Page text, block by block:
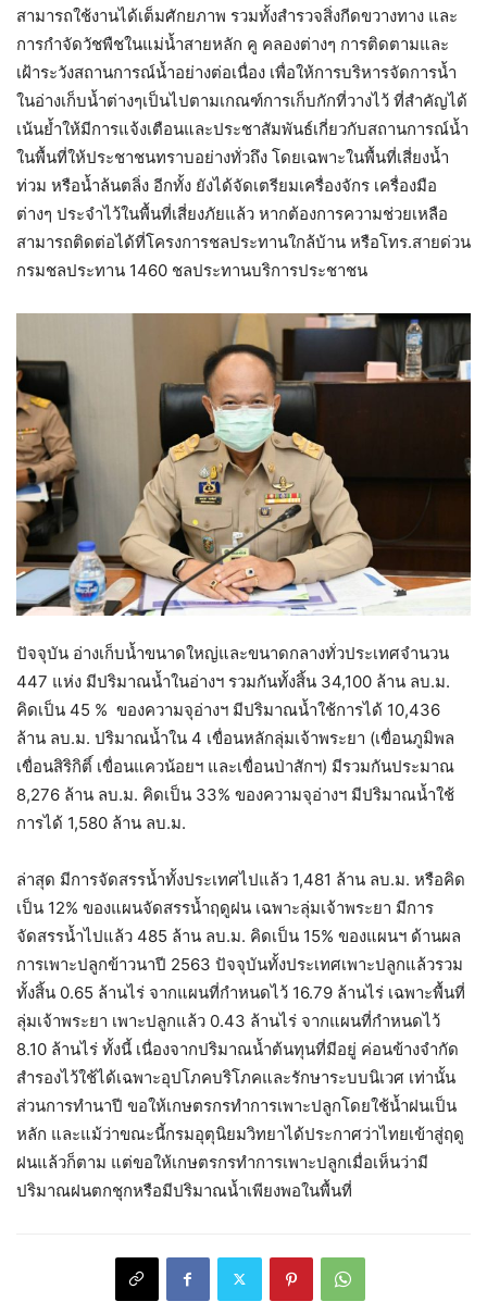
สามารถใช้งานได้เต็มศักยภาพ รวมทั้งสำรวจสิ่งกีดขวางทาง และ
การกำจัดวัชพืชในแม่น้ำสายหลัก คู คลองต่างๆ การติดตามและ
เฝ้าระวังสถานการณ์น้ำอย่างต่อเนื่อง เพื่อให้การบริหารจัดการน้ำ
ในอ่างเก็บน้ำต่างๆเป็นไปตามเกณฑ์การเก็บกักที่วางไว้ ที่สำคัญได้
เน้นย้ำให้มีการแจ้งเตือนและประชาสัมพันธ์เกี่ยวกับสถานการณ์น้ำ
ในพื้นที่ให้ประชาชนทราบอย่างทั่วถึง โดยเฉพาะในพื้นที่เสี่ยงน้ำ
ท่วม หรือน้ำล้นตลิ่ง อีกทั้ง ยังได้จัดเตรียมเครื่องจักร เครื่องมือ
ต่างๆ ประจำไว้ในพื้นที่เสี่ยงภัยแล้ว หากต้องการความช่วยเหลือ
สามารถติดต่อได้ที่โครงการชลประทานใกล้บ้าน หรือโทร.สายด่วน
กรมชลประทาน 1460 ชลประทานบริการประชาชน
ปัจจุบัน อ่างเก็บน้ำขนาดใหญ่และขนาดกลางทั่วประเทศจำนวน
447 แห่ง มีปริมาณน้ำในอ่างฯ รวมกันทั้งสิ้น 34,100 ล้าน ลบ.ม.
คิดเป็น 45 % ของความจุอ่างฯ มีปริมาณน้ำใช้การได้ 10,436
ล้าน ลบ.ม. ปริมาณน้ำใน 4 เขื่อนหลักลุ่มเจ้าพระยา (เขื่อนภูมิพล
เขื่อนสิริกิติ์ เขื่อนแควน้อยฯ และเขื่อนป่าสักฯ) มีรวมกันประมาณ
8,276 ล้าน ลบ.ม. คิดเป็น 33% ของความจุอ่างฯ มีปริมาณน้ำใช้
การได้ 1,580 ล้าน ลบ.ม.
ล่าสุด มีการจัดสรรน้ำทั้งประเทศไปแล้ว 1,481 ล้าน ลบ.ม. หรือคิด
เป็น 12% ของแผนจัดสรรน้ำฤดูฝน เฉพาะลุ่มเจ้าพระยา มีการ
จัดสรรน้ำไปแล้ว 485 ล้าน ลบ.ม. คิดเป็น 15% ของแผนฯ ด้านผล
การเพาะปลูกข้าวนาปี 2563 ปัจจุบันทั้งประเทศเพาะปลูกแล้วรวม
ทั้งสิ้น 0.65 ล้านไร่ จากแผนที่กำหนดไว้ 16.79 ล้านไร่ เฉพาะพื้นที่
ลุ่มเจ้าพระยา เพาะปลูกแล้ว 0.43 ล้านไร่ จากแผนที่กำหนดไว้
8.10 ล้านไร่ ทั้งนี้ เนื่องจากปริมาณน้ำต้นทุนที่มีอยู่ ค่อนข้างจำกัด
สำรองไว้ใช้ได้เฉพาะอุปโภคบริโภคและรักษาระบบนิเวศ เท่านั้น
ส่วนการทำนาปี ขอให้เกษตรกรทำการเพาะปลูกโดยใช้น้ำฝนเป็น
หลัก และแม้ว่าขณะนี้กรมอุตุนิยมวิทยาได้ประกาศว่าไทยเข้าสู่ฤดู
ฝนแล้วก็ตาม แต่ขอให้เกษตรกรทำการเพาะปลูกเมื่อเห็นว่ามี
ปริมาณฝนตกชุกหรือมีปริมาณน้ำเพียงพอในพื้นที่